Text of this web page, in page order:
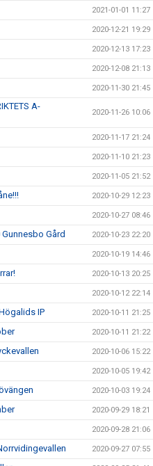
2021-01-01 11:27
2020-12-21 19:29
2020-12-13 17:23
2020-12-08 21:13
2020-11-30 21:45
A-
2020-11-26 10:06
2020-11-17 21:24
2020-11-10 21:23
2020-11-05 21:52
2020-10-29 12:23
2020-10-27 08:46
Gård 2020-10-23 22:20
2020-10-19 14:46
2020-10-13 20:25
2020-10-12 22:14
IP 2020-10-11 21:25
2020-10-11 21:22
2020-10-06 15:22
2020-10-05 19:42
2020-10-03 19:24
2020-09-29 18:21
2020-09-28 21:06
2020-09-27 07:55